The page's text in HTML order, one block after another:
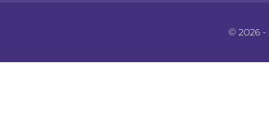
© 2026 -